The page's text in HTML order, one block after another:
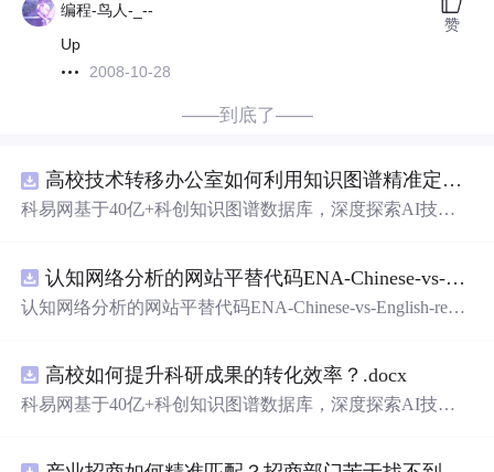
编程-鸟人-_--
Up
2008-10-28
赞
——到底了——
高校技术转移办公室如何利用知识图谱精准定位产业需求与技术适配点？.docx
科易网基于40亿+科创知识图谱数据库，深度探索AI技术
新领域的AI+数智化解决方案，推动科技创新与产业创新
智能化发展。
认知网络分析的网站平替代码ENA-Chinese-vs-English-reproducible.zip
认知网络分析的网站平替代码ENA-Chinese-vs-English-repro
高校如何提升科研成果的转化效率？.docx
科易网基于40亿+科创知识图谱数据库，深度探索AI技术